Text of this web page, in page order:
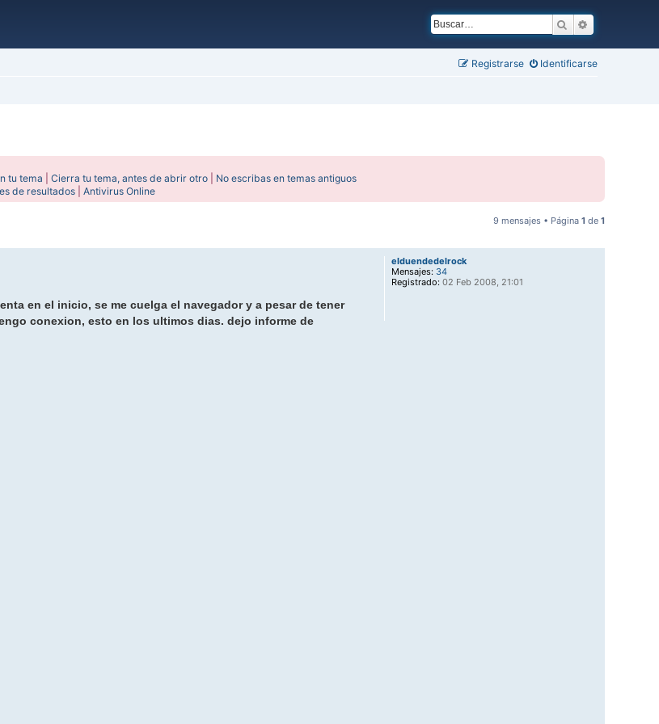
Buscar
Identificarse
Registrarse
tu tema |Cierra tu tema, antes de abrir otro
No escribas en temas antiguos
de resultados |Antivirus Online
9 mensajes • Página 1 de 1
elduendedelrock
Mensajes: 34
Registrado: 02 Feb 2008, 21:01
en el inicio, se me cuelga el navegador y a pesar de tener
conexion, esto en los ultimos dias. dejo informe de